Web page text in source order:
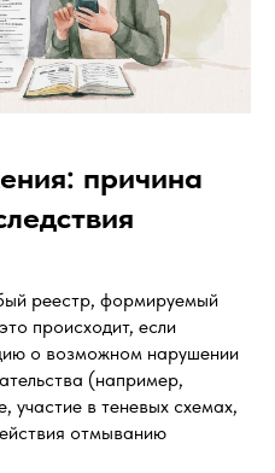
причина
реестр, формируемый
происходит, если
о возможном нарушении
(например,
участие в теневых схемах,
отмыванию